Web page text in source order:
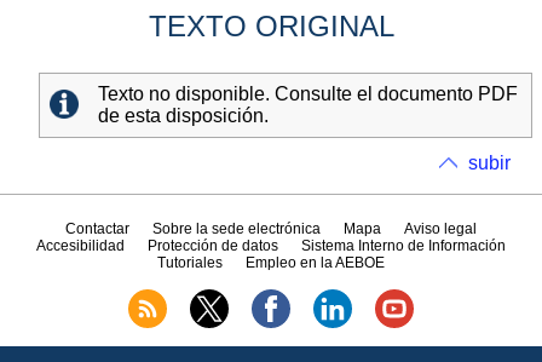
TEXTO ORIGINAL
Texto no disponible. Consulte el documento PDF
de esta disposición.
subir
Contactar Sobre la sede electrónica Mapa
Aviso legal
Accesibilidad
Protección de datos
Sistema Interno de Información
Tutoriales
Empleo en la AEBOE